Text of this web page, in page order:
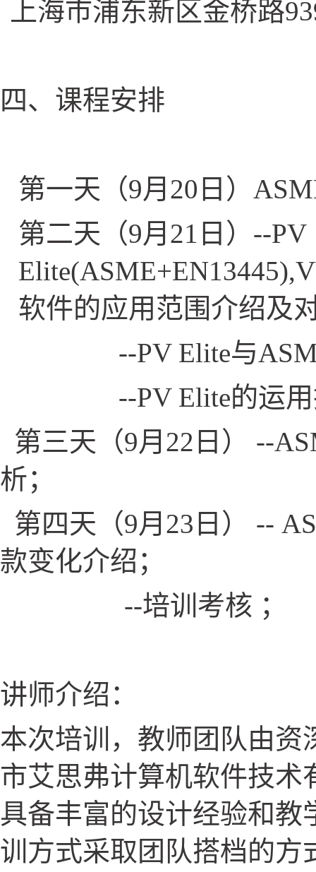
上海市浦东新区金桥路
四、课程安排
第一天（9月20日）
第二天（9月21日）--PV
软件的应用范围介绍及
--PV Elite与
--PV Elite的运
第三天（9月22日） --
析；
第四天（9月23日） --
款变化介绍；
--培训考核 ；
讲师介绍：
本次培训，教师团队由资
市艾思弗计算机软件技
具备丰富的设计经验和
训方式采取团队搭档的方